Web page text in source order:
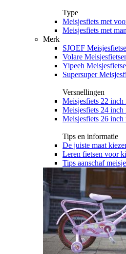
Type
Meisjesfiets met
Meisjesfiets met
Merk
SJOEF
Volare
Yipeeh
Supersuper
Versnellingen
Meisjesfiets 22 inch
Meisjesfiets 24 inch
Meisjesfiets 26 inch
Tips en informatie
De juiste maat
Leren fietsen voor
Tips aanschaf